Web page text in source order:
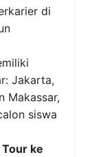
di
Jakarta,
Makassar,
siswa
ke